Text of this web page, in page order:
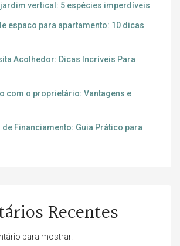
jardim vertical: 5 espécies imperdíveis
espaco para apartamento: 10 dicas
Acolhedor: Dicas Incríveis Para
com o proprietário: Vantagens e
Financiamento: Guia Prático para
Recentes
para mostrar.